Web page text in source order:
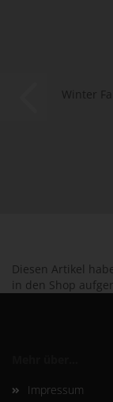
Winter
Diesen Artikel
in den Shop
Impressum